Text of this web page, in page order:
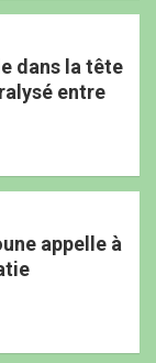
dans la tête
entre
appelle à